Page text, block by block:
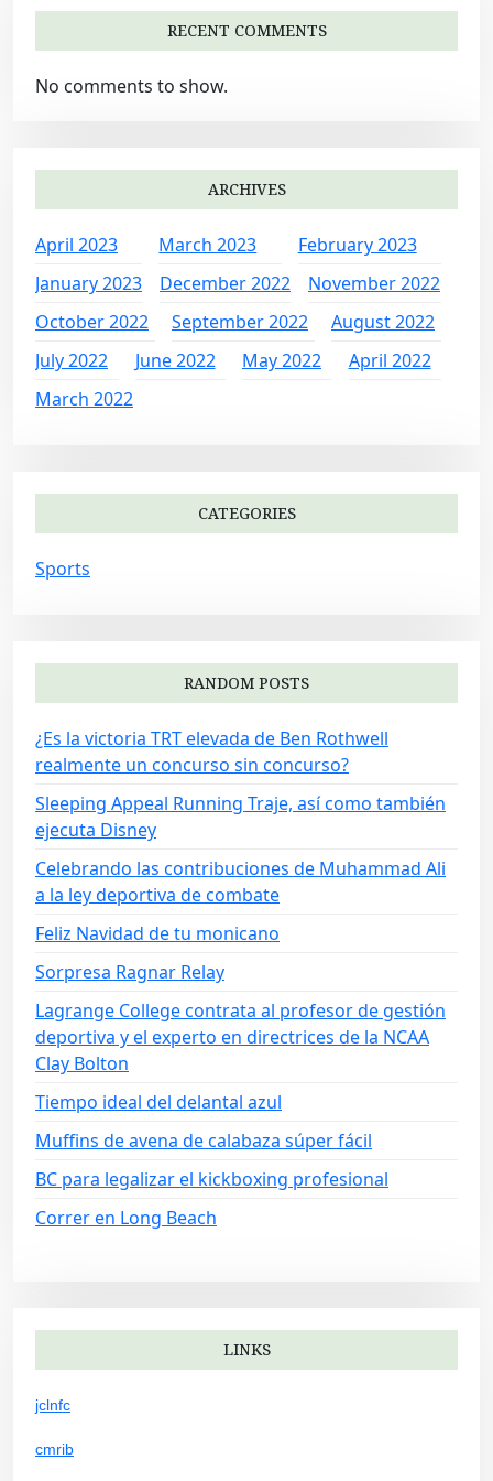
RECENT COMMENTS
No comments to show.
ARCHIVES
April 2023 March 2023
February 2023
January 2023
December 2022
November 2022
October 2022
September 2022
August 2022
July 2022
June 2022 May 2022
April 2022
March 2022
CATEGORIES
Sports
RANDOM POSTS
¿Es la victoria TRT elevada de Ben Rothwell
realmente un concurso sin concurso?
Sleeping Appeal Running Traje, así como también
ejecuta Disney
Celebrando las contribuciones de Muhammad Ali
a la ley deportiva de combate
Feliz Navidad de tu monicano
Sorpresa Ragnar Relay
Lagrange College contrata al profesor de gestión
deportiva y el experto en directrices de la NCAA
Clay Bolton
Tiempo ideal del delantal azul
Muffins de avena de calabaza súper fácil
BC para legalizar el kickboxing profesional
Correr en Long Beach
LINKS
jclnfc
cmrib